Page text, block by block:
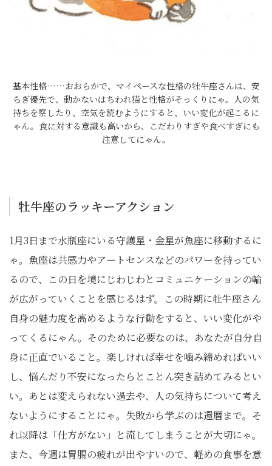
基本性格……おおらかで、マイペースな性格の牡牛座さんは、安
らぎ優先で、動かないはちわれ猫と性格がそっくりにゃ。人の気
持ちを察したり、空気を読むようにすると、いい変化が起こるに
ゃん。食に対する意識も高いから、こだわりすぎや食べすぎにも
注意してにゃん。
牡牛座のラッキーアクション
1月3日まで水瓶座にいる守護星・金星が魚座に移動するに
ゃ。魚座は共感力やアートセンスなどのパワーを持ってい
るので、この日を境にじわじわとコミュニケーションの輪
が広がっていくことを感じるはず。この時期に牡牛座さん
自身の魅力度を高めるような行動をすると、いい変化がや
ってくるにゃん。そのために必要なのは、あなたが自分自
身に正直でいること。楽しければ幸せを噛み締めればいい
し、悩んだり不安になったらとことん突き詰めてみるとい
い。あとは変えられない過去や、人の気持ちについて考え
ないようにすることにゃ。失敗から学ぶのは還暦まで。そ
れ以降は「仕方がない」と流してしまうことが大切にゃ。
また、今週は胃腸の疲れが出やすいので、軽めの食事を意